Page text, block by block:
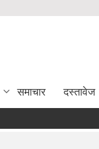
समाचार दस्तावेज